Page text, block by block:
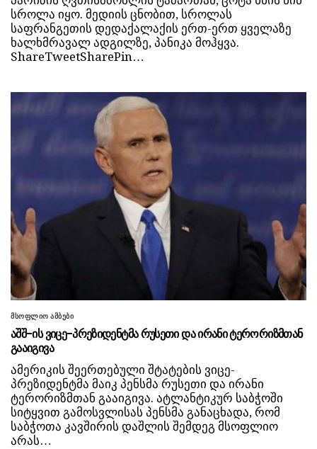
სროლა იყო. მედიის ცნობით, სროლას
საფრანგეთის დედაქალაქის ერთ-ერთ ყველაზე
ხალხმრავალ ადგილზე, პანიკა მოჰყვა.
ShareTweetSharePin…
მსოფლიო ამბები
აშშ-ის ვიცე-პრეზიდენტმა რუსეთი და ირანი ტერორიზმთან
გააიგივა
ამერიკის შეერთებული შტატების ვიცე-
პრეზიდენტმა მაიკ პენსმა რუსეთი და ირანი
ტერორიზმთან გააიგივა. ატლანტიკურ საბჭოში
სიტყვით გამოსვლისას პენსმა განაცხადა, რომ
საბჭოთა კავშირის დაშლის შემდეგ მსოფლიო
არას…